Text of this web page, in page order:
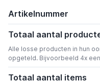
Artikelnummer
Totaal aantal
Alle losse producten in hun
opgeteld. Bijvoorbeeld 4x
Totaal aantal items